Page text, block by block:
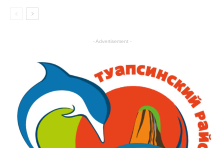
- Advertisement -